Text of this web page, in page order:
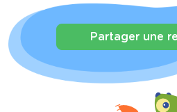
Partager une